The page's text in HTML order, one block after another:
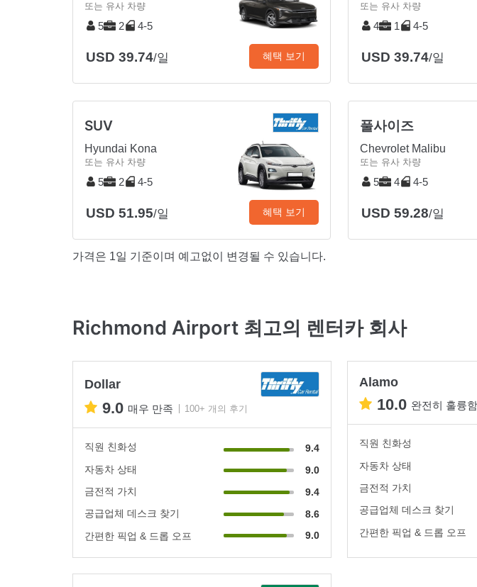
또는 유사 차량
5 2 4-5
USD 39.74/일 혜택 보기
또는 유사 차량
4 1 4-5
USD 39.74/일
SUV
Hyundai Kona
또는 유사 차량
5 2 4-5
USD 51.95/일 혜택 보기
풀사이즈
Chevrolet Malibu
또는 유사 차량
5 4 4-5
USD 59.28/일
가격은 1일 기준이며 예고없이 변경될 수 있습니다.
Richmond Airport 최고의 렌터카 회사
Dollar
9.0 매우 만족 100+ 개의 후기
직원 친화성
9.4
자동차 상태
9.0
금전적 가치
9.4
공급업체 데스크 찾기
8.6
간편한 픽업 & 드롭 오프
9.0
Alamo
10.0 완전히 훌륭함
직원 친화성
자동차 상태
금전적 가치
공급업체 데스크 찾기
간편한 픽업 & 드롭 오프